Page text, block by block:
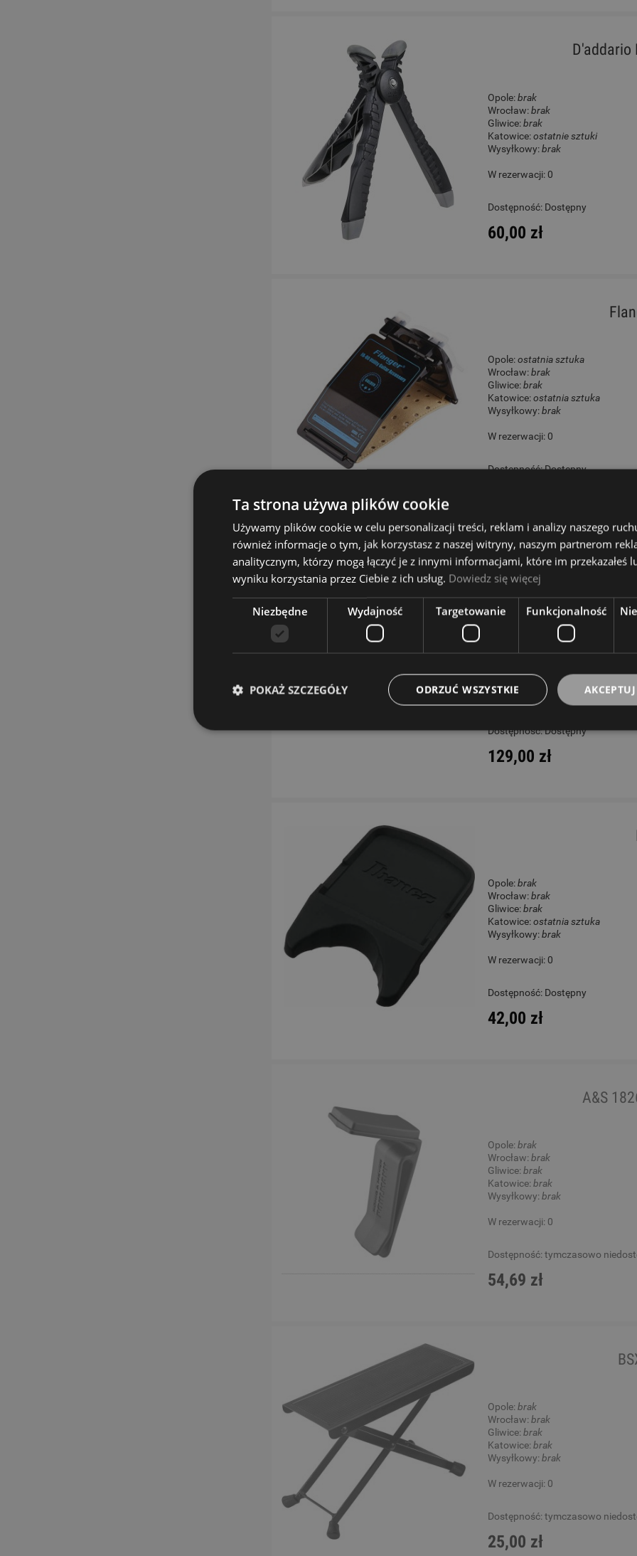
D'addario
Opole:brak
Wrocław:brak
Gliwice:brak
Katowice:ostatnie sztuki
Wysyłkowy:brak
W rezerwacji: 0
Dostępność: Dostępny
60,00 zł
Opole:ostatnia sztuka
Wrocław:brak
Gliwice:brak
Katowice:ostatnia sztuka
Wysyłkowy:brak
W rezerwacji: 0
Dostępność:Dostępny
Wysyłkowy:
W rezerwacji: 0
Dostępność:Dostępny
129,00 zł
Opole:brak
Wrocław:brak
Gliwice:brak
Katowice:ostatnia sztuka
Wysyłkowy:brak
W rezerwacji: 0
Dostępność: Dostępny
42,00 zł
A&S
Opole:brak
Wrocław:brak
Gliwice:brak
Katowice:brak
Wysyłkowy:brak
W rezerwacji: 0
Dostępność: tymczasowo
54,69 zł
Opole:brak
Wrocław:brak
Gliwice:brak
Katowice:brak
Wysyłkowy:brak
W rezerwacji: 0
Dostępność: tymczasowo
25,00 zł
Ta strona używa plików cookie
Używamy plików cookie w celu personalizacji treści, reklam i analizy naszego
również informacje o tym, jak korzystasz z naszej witryny, naszym partnerom
analitycznym, którzy mogą łączyć je z innymi informacjami, które im przekazałeś
wyniku korzystania przez Ciebie z ich usług. Dowiedz się więcej
Niezbędne Wydajność Targetowanie Funkcjonalność
ODRZUĆ WSZYSTKIE
POKAŻ SZCZEGÓŁY